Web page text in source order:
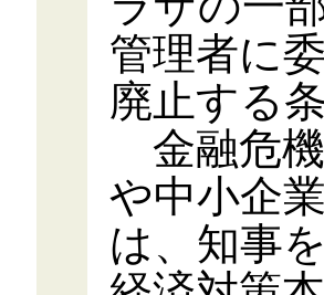
管理者に
廃止する
金融危
や中小企
は、知事